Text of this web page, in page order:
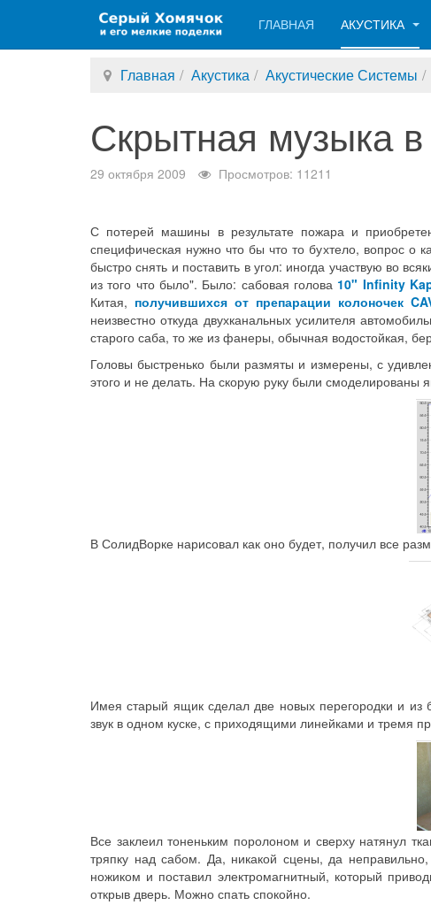
ГЛАВНАЯ АКУСТИКА
Главная Акустика Акустические Системы
Скрытная музыка
29 октября 2009 Просмотров: 11211
С потерей машины в результате пожара и
специфическая нужно что бы что то бухтело, вопрос о
быстро снять и поставить в угол: иногда участвую во
из того что было". Было: сабовая голова 10" Infinity
Китая, получившихся от препарации колоночек
неизвестно откуда двухканальных усилителя
старого саба, то же из фанеры, обычная водостойкая,
Головы быстренько были размяты и измерены, с
этого и не делать. На скорую руку были
В СолидВорке нарисовал как оно будет, получил все
Имея старый ящик сделал две новых перегородки и из
звук в одном куске, с приходящими линейками и тремя
Все заклеил тоненьким поролоном и сверху натянул
тряпку над сабом. Да, никакой сцены, да
ножиком и поставил электромагнитный, который
открыв дверь. Можно спать спокойно.